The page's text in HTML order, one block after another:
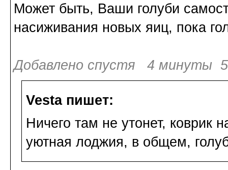
Может быть, Ваши голуби
насиживания новых яиц, пока
Добавлено спустя 4 минуты
Vesta пишет:
Ничего там не утонет, коврик
уютная лоджия, в общем,